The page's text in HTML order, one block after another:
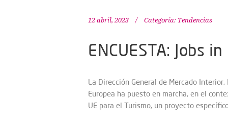
12 abril, 2023 Categoría: Tendencias
ENCUESTA: Jobs
La Dirección General de Mercado
Europea ha puesto en marcha, en el
UE para el Turismo, un proyecto